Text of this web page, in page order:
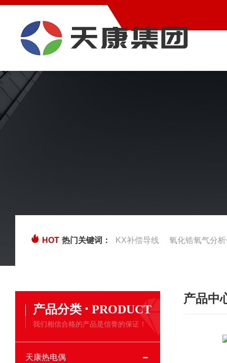
HOT 热门关键词： KX补偿导线 氧化锆氧气分
产品分类 · PRODUCT
我们相信合格的产品是信誉的保证！
天康热电偶
产品中